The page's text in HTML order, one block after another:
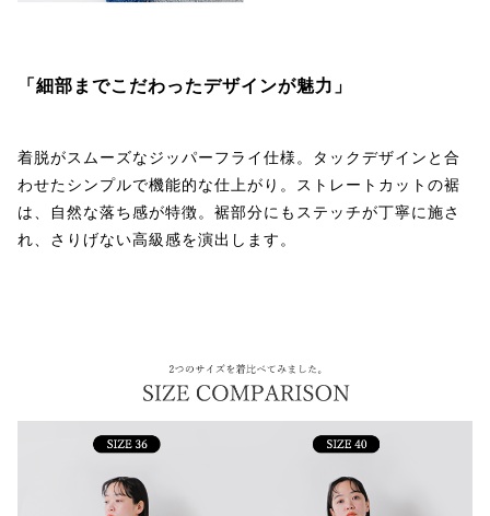
「細部までこだわったデザインが魅力」
着脱がスムーズなジッパーフライ仕様。タックデザインと合
わせたシンプルで機能的な仕上がり。ストレートカットの裾
は、自然な落ち感が特徴。裾部分にもステッチが丁寧に施さ
れ、さりげない高級感を演出します。